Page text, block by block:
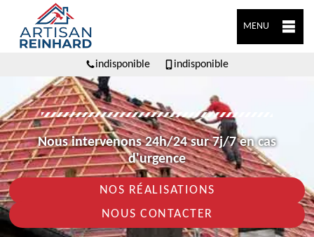
MENU
indisponible indisponible
Nous intervenons 24h/24 sur 7j/7 en cas
d'urgence
NOS RÉALISATIONS
NOUS CONTACTER